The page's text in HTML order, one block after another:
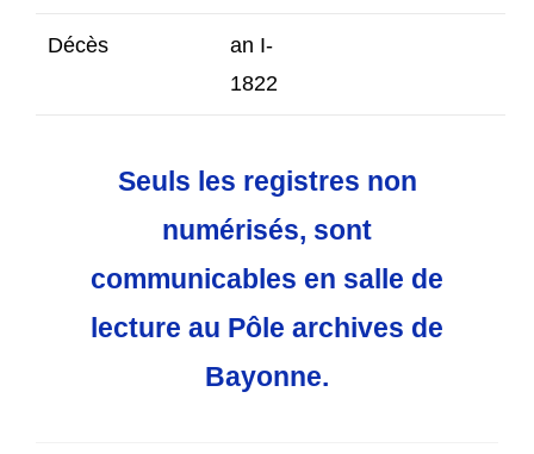
Décès
an I-
1822
Seuls les registres non
numérisés, sont
communicables en salle de
lecture au Pôle archives de
Bayonne.